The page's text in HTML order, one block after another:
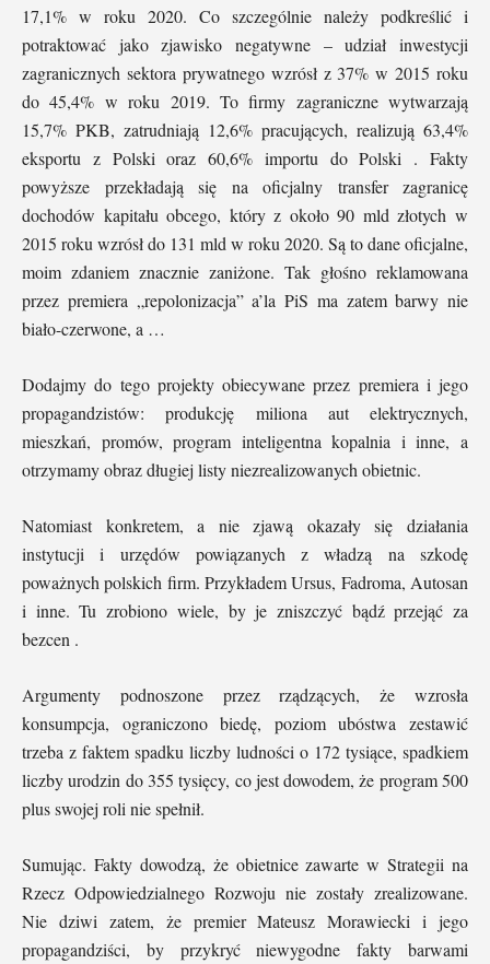
17,1% w roku 2020. Co szczególnie należy podkreślić i
potraktować jako zjawisko negatywne – udział inwestycji
zagranicznych sektora prywatnego wzrósł z 37% w 2015 roku
do 45,4% w roku 2019. To firmy zagraniczne wytwarzają
15,7% PKB, zatrudniają 12,6% pracujących, realizują 63,4%
eksportu z Polski oraz 60,6% importu do Polski . Fakty
powyższe przekładają się na oficjalny transfer zagranicę
dochodów kapitału obcego, który z około 90 mld złotych w
2015 roku wzrósł do 131 mld w roku 2020. Są to dane oficjalne,
moim zdaniem znacznie zaniżone. Tak głośno reklamowana
przez premiera „repolonizacja” a’la PiS ma zatem barwy nie
biało-czerwone, a …
Dodajmy do tego projekty obiecywane przez premiera i jego
propagandzistów: produkcję miliona aut elektrycznych,
mieszkań, promów, program inteligentna kopalnia i inne, a
otrzymamy obraz długiej listy niezrealizowanych obietnic.
Natomiast konkretem, a nie zjawą okazały się działania
instytucji i urzędów powiązanych z władzą na szkodę
poważnych polskich firm. Przykładem Ursus, Fadroma, Autosan
i inne. Tu zrobiono wiele, by je zniszczyć bądź przejąć za
bezcen .
Argumenty podnoszone przez rządzących, że wzrosła
konsumpcja, ograniczono biedę, poziom ubóstwa zestawić
trzeba z faktem spadku liczby ludności o 172 tysiące, spadkiem
liczby urodzin do 355 tysięcy, co jest dowodem, że program 500
plus swojej roli nie spełnił.
Sumując. Fakty dowodzą, że obietnice zawarte w Strategii na
Rzecz Odpowiedzialnego Rozwoju nie zostały zrealizowane.
Nie dziwi zatem, że premier Mateusz Morawiecki i jego
propagandziści, by przykryć niewygodne fakty barwami